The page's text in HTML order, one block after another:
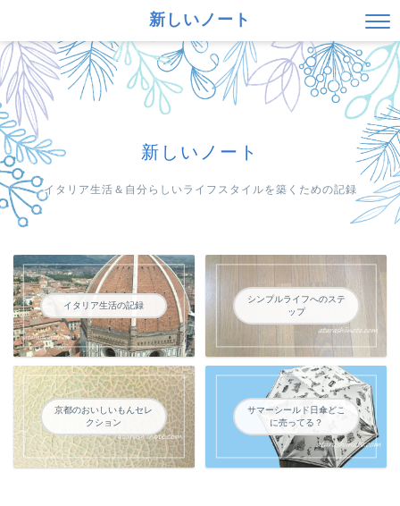
新しいノート
新しいノート
イタリア生活＆自分らしいライフスタイルを築くための記録
イタリア生活の記録
シンプルライフへのステ
ップ
京都のおいしいもんセレ
クション
サマーシールド日傘どこ
に売ってる？